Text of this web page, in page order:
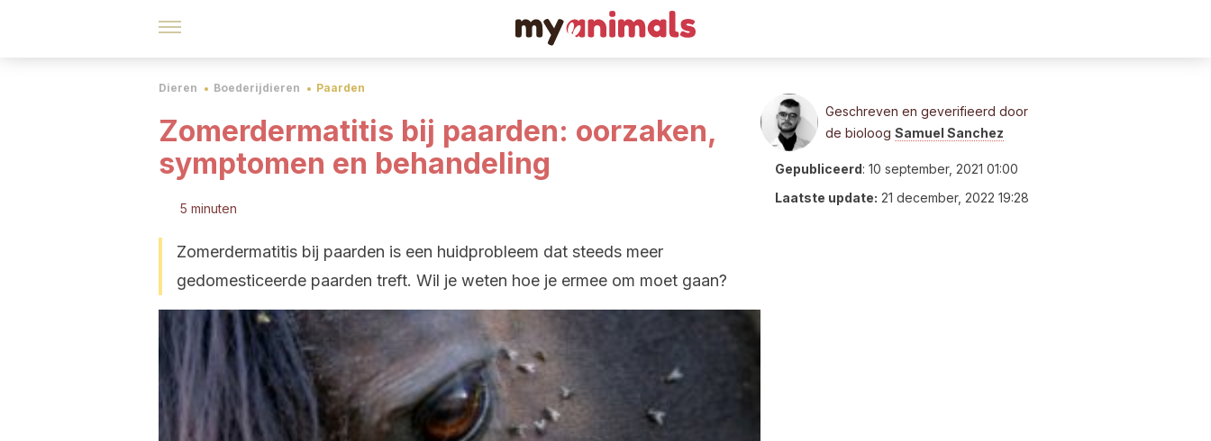
Dieren Boederijdieren Paarden
Zomerdermatitis bij paarden: oorzaken,
symptomen en behandeling
5 minuten
Zomerdermatitis bij paarden is een huidprobleem dat steeds meer
gedomesticeerde paarden treft. Wil je weten hoe je ermee om moet gaan?
Geschreven en geverifieerd door
de bioloog Samuel Sanchez
Gepubliceerd: 10 september, 2021 01:00
Laatste update: 21 december, 2022 19:28